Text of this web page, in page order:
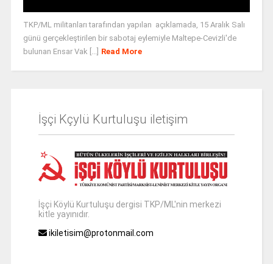
TKP/ML militanları tarafından yapılan açıklamada, 15 Aralık Salı
günü gerçekleştirilen bir sabotaj eylemiyle Maltepe-Cevizli'de
bulunan Ensar Vak [...]
Read More
İşçi Kçylü Kurtuluşu iletişim
İşçi Köylü Kurtuluşu dergisi TKP/ML'nin merkezi
kitle yayınıdır.
ikiletisim@protonmail.com